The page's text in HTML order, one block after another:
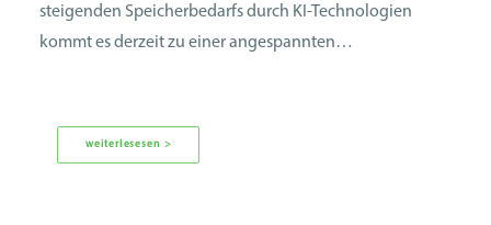
steigenden Speicherbedarfs durch KI-Technologien
kommt es derzeit zu einer angespannten…
weiterlesesen >